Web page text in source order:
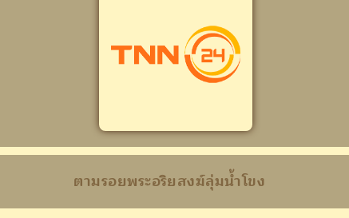
ตามรอยพระอริยสงฆ์ลุ่มน้ำโขง